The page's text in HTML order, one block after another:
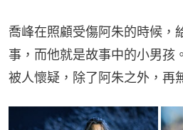
喬峰在照顧受傷阿朱的時候，
事，而他就是故事中的小男孩
被人懷疑，除了阿朱之外，再